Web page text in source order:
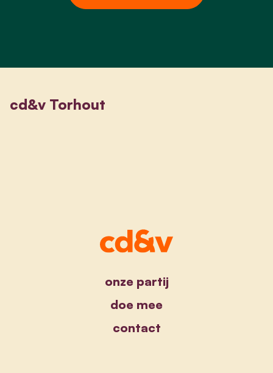
cd&v Torhout
onze partij
doe mee
contact